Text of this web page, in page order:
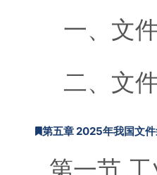
一、文
二、文
第五章 2025年我国文
第一节